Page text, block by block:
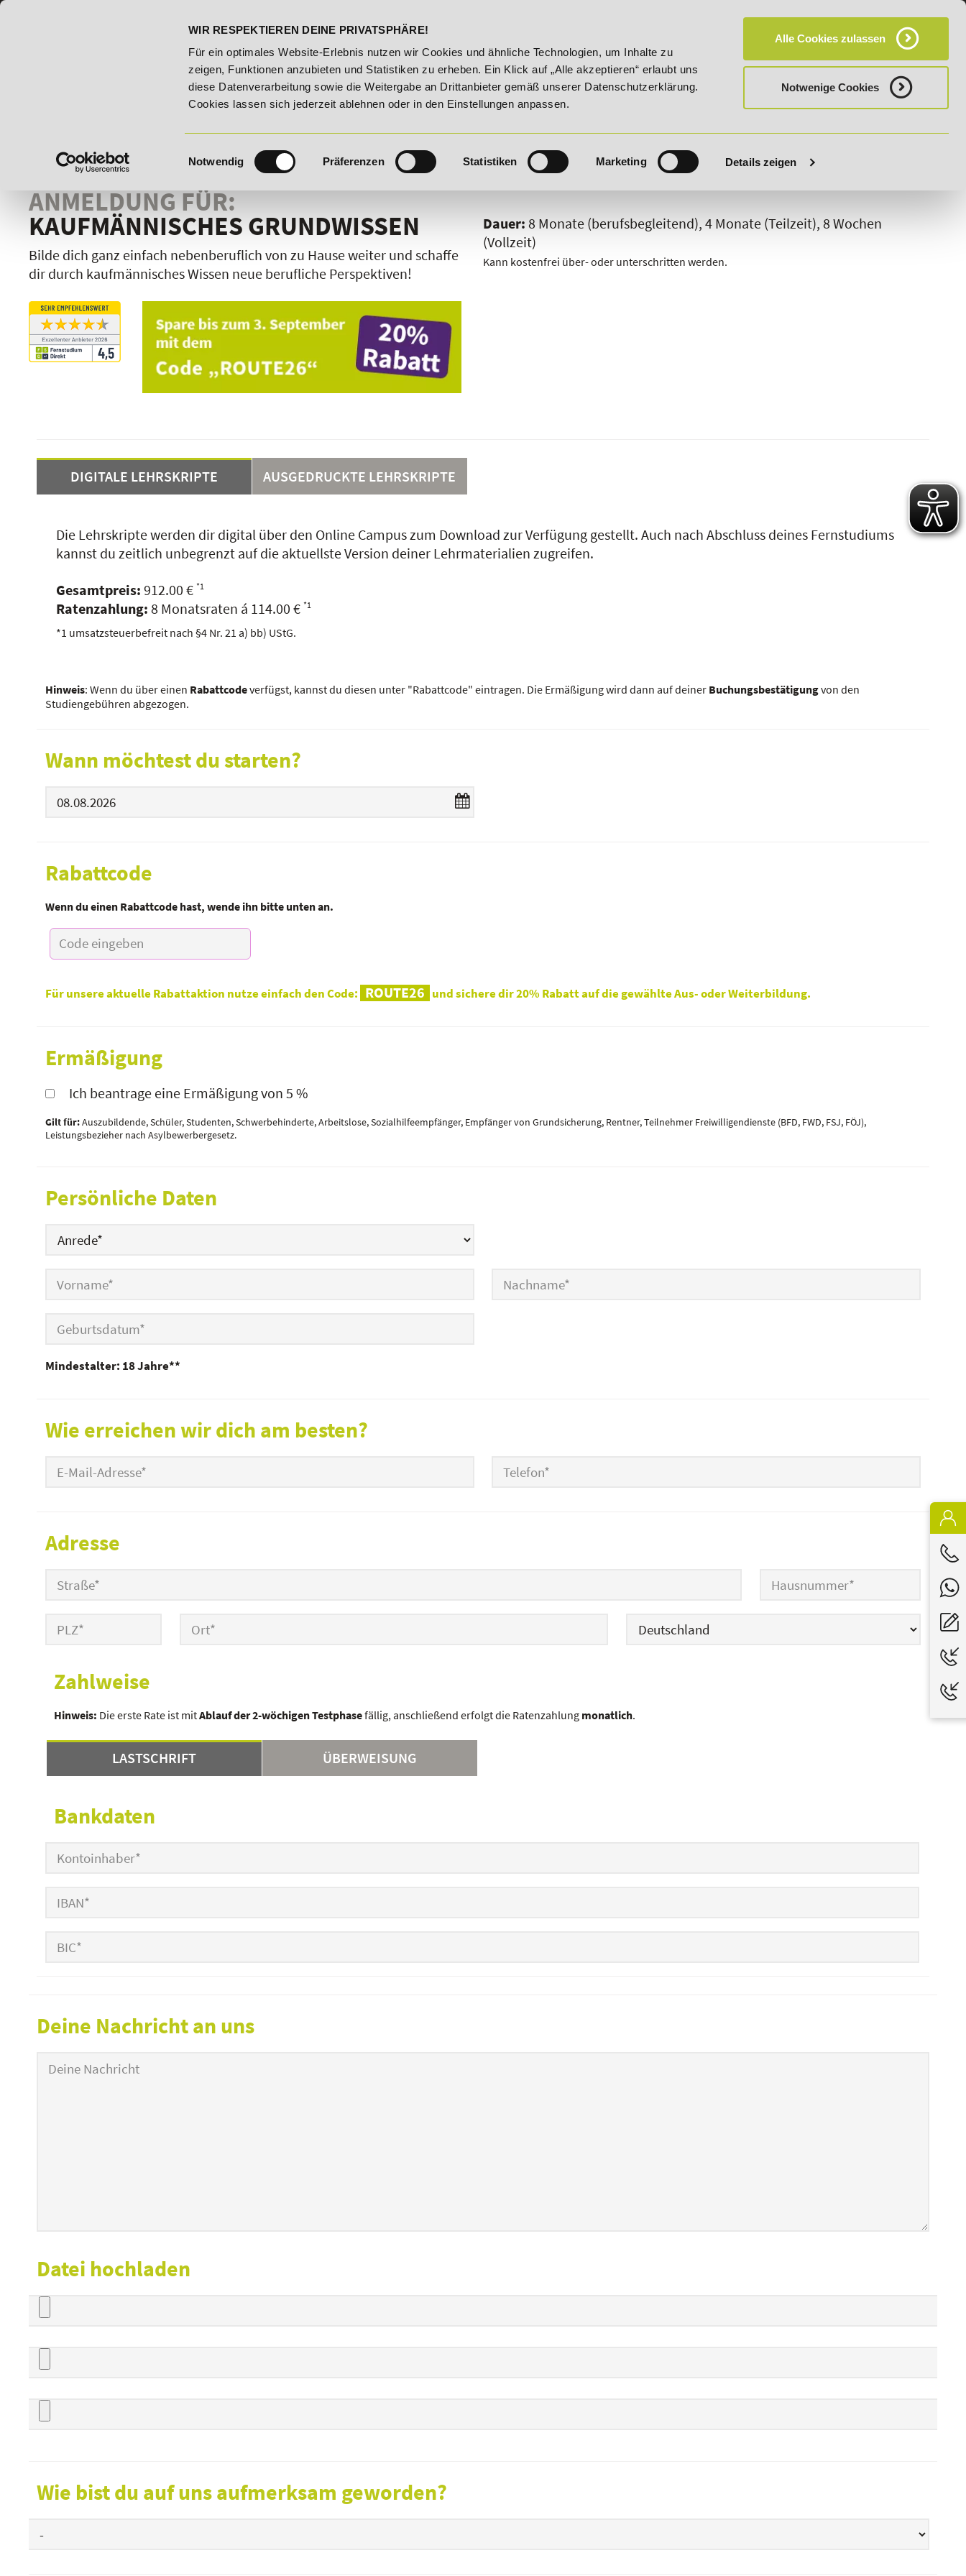
WIR RESPEKTIEREN DEINE PRIVATSPHÄRE!
Für ein optimales Website-Erlebnis nutzen wir Cookies und ähnliche Technologien, um Inhalte zu
zeigen, Funktionen anzubieten und Statistiken zu erheben. Ein Klick auf „Alle akzeptieren“ erlaubt uns
diese Datenverarbeitung sowie die Weitergabe an Drittanbieter gemäß unserer Datenschutzerklärung.
Cookies lassen sich jederzeit ablehnen oder in den Einstellungen anpassen.
Einwilligungsauswahl
Notwendig Präferenzen Statistiken Marketing Details zeigen
Alle Cookies zulassen
Notwenige Cookies
HÄUFIG GESTELLTE FRAGEN (FAQ) CAMPUS
20% Rabatt bis 03.09.2026 - Bildungsroute! 20% Rabatt bis 03.09.2026 - Bildungsroute! 20% Rabatt bis 03.09.2026 - Bildungsroute! 20% Rabatt bis
ANMELDUNG FÜR:
KAUFMÄNNISCHES GRUNDWISSEN
Bilde dich ganz einfach nebenberuflich von zu Hause weiter und schaffe
dir durch kaufmännisches Wissen neue berufliche Perspektiven!
Dauer: 8 Monate (berufsbegleitend), 4 Monate (Teilzeit), 8 Wochen
(Vollzeit)
Kann kostenfrei über- oder unterschritten werden.
DIGITALE LEHRSKRIPTE AUSGEDRUCKTE LEHRSKRIPTE
Die Lehrskripte werden dir digital über den Online Campus zum Download zur Verfügung gestellt. Auch nach Abschluss deines Fernstudiums
kannst du zeitlich unbegrenzt auf die aktuellste Version deiner Lehrmaterialien zugreifen.
Gesamtpreis:912.00 €*1
Ratenzahlung:8 Monatsraten á 114.00 €*1
*1 umsatzsteuerbefreit nach §4 Nr. 21 a) bb) UStG.
Hinweis: Wenn du über einen Rabattcodeverfügst, kannst du diesen unter "Rabattcode" eintragen. Die Ermäßigung wird dann auf deiner Buchungsbestätigungvon den
Studiengebühren abgezogen.
Wann möchtest du starten?
Rabattcode
Wenn du einen Rabattcode hast, wende ihn bitte unten an.
Für unsere aktuelle Rabattaktion nutze einfach den Code: ROUTE26 und sichere dir 20% Rabatt auf die gewählte Aus- oder Weiterbildung.
Ermäßigung
Ich beantrage eine Ermäßigung von 5 %
Gilt für:Auszubildende, Schüler, Studenten, Schwerbehinderte, Arbeitslose, Sozialhilfeempfänger, Empfänger von Grundsicherung, Rentner, Teilnehmer Freiwilligendienste (BFD, FWD, FSJ, FÖJ),
Leistungsbezieher nach Asylbewerbergesetz.
Persönliche Daten
Mindestalter: 18 Jahre**
Wie erreichen wir dich am besten?
Adresse
Zahlweise
Hinweis: Die erste Rate ist mitAblauf der 2-wöchigen Testphasefällig, anschließend erfolgt die Ratenzahlung monatlich.
LASTSCHRIFT ÜBERWEISUNG
Bankdaten
Deine Nachricht an uns
Datei hochladen
Wie bist du auf uns aufmerksam geworden?